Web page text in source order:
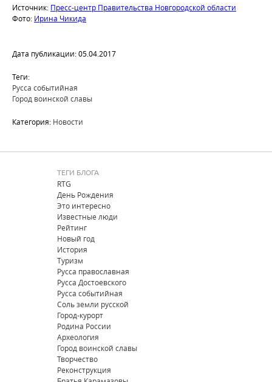
Источник: Пресс-центр Правительства Новгородской области
Фото: Ирина Чикида
Дата публикации: 05.04.2017
Теги:
Русса событийная
Город воинской славы
Категория: Новости
ТЕГИ БЛОГА
RTG
День Рождения
Это интересно
Известные люди
Рейтинг
Новый год
История
Туризм
Русса православная
Русса Достоевского
Русса событийная
Соль земли русской
Город-курорт
Родина России
Археология
Город воинской славы
Творчество
Реконструкция